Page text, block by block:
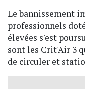
Le bannissement
professionnels
élevées s'est
sont les Crit'Air 3
de circuler et